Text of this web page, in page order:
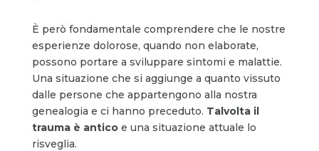
È però fondamentale comprendere che le nostre
esperienze dolorose, quando non elaborate,
possono portare a sviluppare sintomi e malattie.
Una situazione che si aggiunge a quanto vissuto
dalle persone che appartengono alla nostra
genealogia e ci hanno preceduto. Talvolta il
trauma è antico e una situazione attuale lo
risveglia.